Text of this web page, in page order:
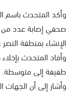
وأكد المتحدث باسم
صحفي إصابة عدد من
الإنشاء بمنطقة
وأفاد المتحدث
طفيفة إلى متوسطة.
وأشار إلى أن الجهات